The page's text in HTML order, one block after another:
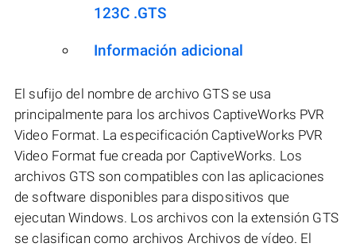
123C .GTS
Información adicional
El sufijo del nombre de archivo GTS se usa
principalmente para los archivos CaptiveWorks PVR
Video Format. La especificación CaptiveWorks PVR
Video Format fue creada por CaptiveWorks. Los
archivos GTS son compatibles con las aplicaciones
de software disponibles para dispositivos que
ejecutan Windows. Los archivos con la extensión GTS
se clasifican como archivos Archivos de vídeo. El